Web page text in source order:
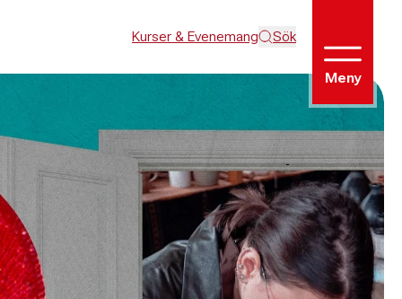
Kurser & Evenemang Sök
Meny